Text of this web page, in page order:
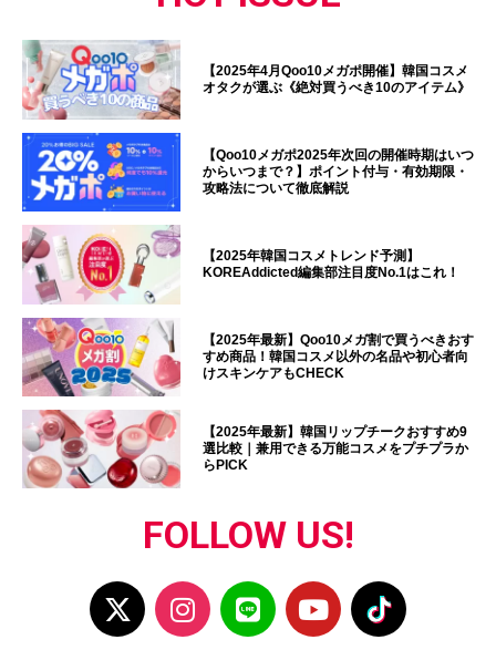
【2025年4月Qoo10メガポ開催】韓国コスメ
オタクが選ぶ《絶対買うべき10のアイテム》
【Qoo10メガポ2025年次回の開催時期はいつ
からいつまで？】ポイント付与・有効期限・
攻略法について徹底解説
【2025年韓国コスメトレンド予測】
KOREAddicted編集部注目度No.1はこれ！
【2025年最新】Qoo10メガ割で買うべきおす
すめ商品！韓国コスメ以外の名品や初心者向
けスキンケアもCHECK
【2025年最新】韓国リップチークおすすめ9
選比較｜兼用できる万能コスメをプチプラか
らPICK
FOLLOW US!